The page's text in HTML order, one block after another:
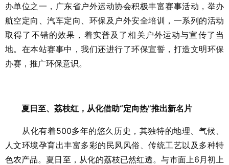
办单位之一，广东省户外运动协会积极丰富赛事活动，举办
航空定向、汽车定向、环保及户外安全培训，一系列的活动
取得了不错的效果，着实普及了相关户外运动与宣传了当
地。在本站赛事中，我们还进行了环保宣誓，打造文明环保
办赛，推广环保意识。
夏日至、荔枝红，从化借助“定向热”推出新名片
从化有着500多年的悠久历史，其独特的地理、气候、
人文环境孕育出丰富多彩的民风风俗、传统工艺以及多种特
色农产品。夏日至，从化的荔枝已然红透。与市面上6月初上